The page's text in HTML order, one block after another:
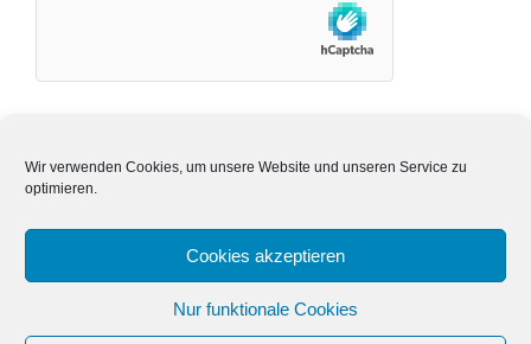
Wir verwenden Cookies, um unsere Website und unseren Service zu
optimieren.
Cookies akzeptieren
Nur funktionale Cookies
Datenschutzerklärung
Impressum